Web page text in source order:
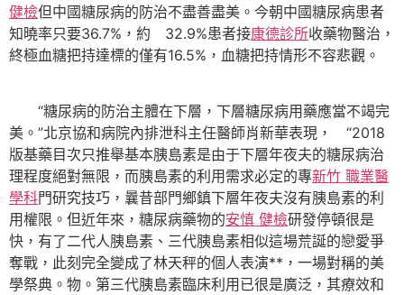
健檢但中國糖尿病的防治不盡善盡美。今朝中國糖尿病患者
知曉率只要36.7%，約 32.9%患者接康德診所收藥物醫治，
終極血糖把持達標的僅有16.5%，血糖把持情形不容悲觀。
“糖尿病的防治主體在下層，下層糖尿病用藥應當不竭完
美。”北京協和病院內排泄科主任醫師肖新華表現， “2018
版基藥目次只推舉基本胰島素是由于下層年夜夫的糖尿病治
理程度絕對無限，而胰島素的利用需求必定的專新竹 職業醫
學科門研究技巧，曩昔部門鄉鎮下層年夜夫沒有胰島素的利
用權限。但近年來，糖尿病藥物的安慎 健檢研發停頓很是
快，有了二代人胰島素、三代胰島素相似這場荒誕的戀愛爭
奪戰，此刻完全變成了林天秤的個人表演**，一場對稱的美
學祭典。物。第三代胰島素臨床利用已很是廣泛，其療效和